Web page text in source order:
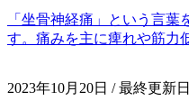
「坐骨神経痛」という言
す。痛みを主に痺れや筋力
2023年10月20日 / 最終更新